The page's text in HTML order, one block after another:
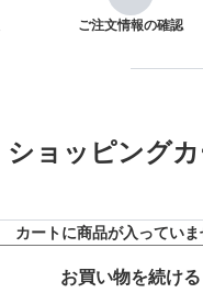
ご注文情報の確認
ショッピングカ
カートに商品が入っていま
お買い物を続ける